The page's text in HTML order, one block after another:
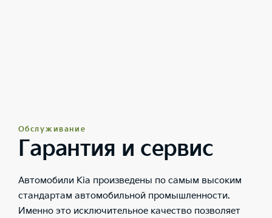
Обслуживание
Гарантия и сервис
Автомобили Kia произведены по самым высоким
стандартам автомобильной промышленности.
Именно это исключительное качество позволяет